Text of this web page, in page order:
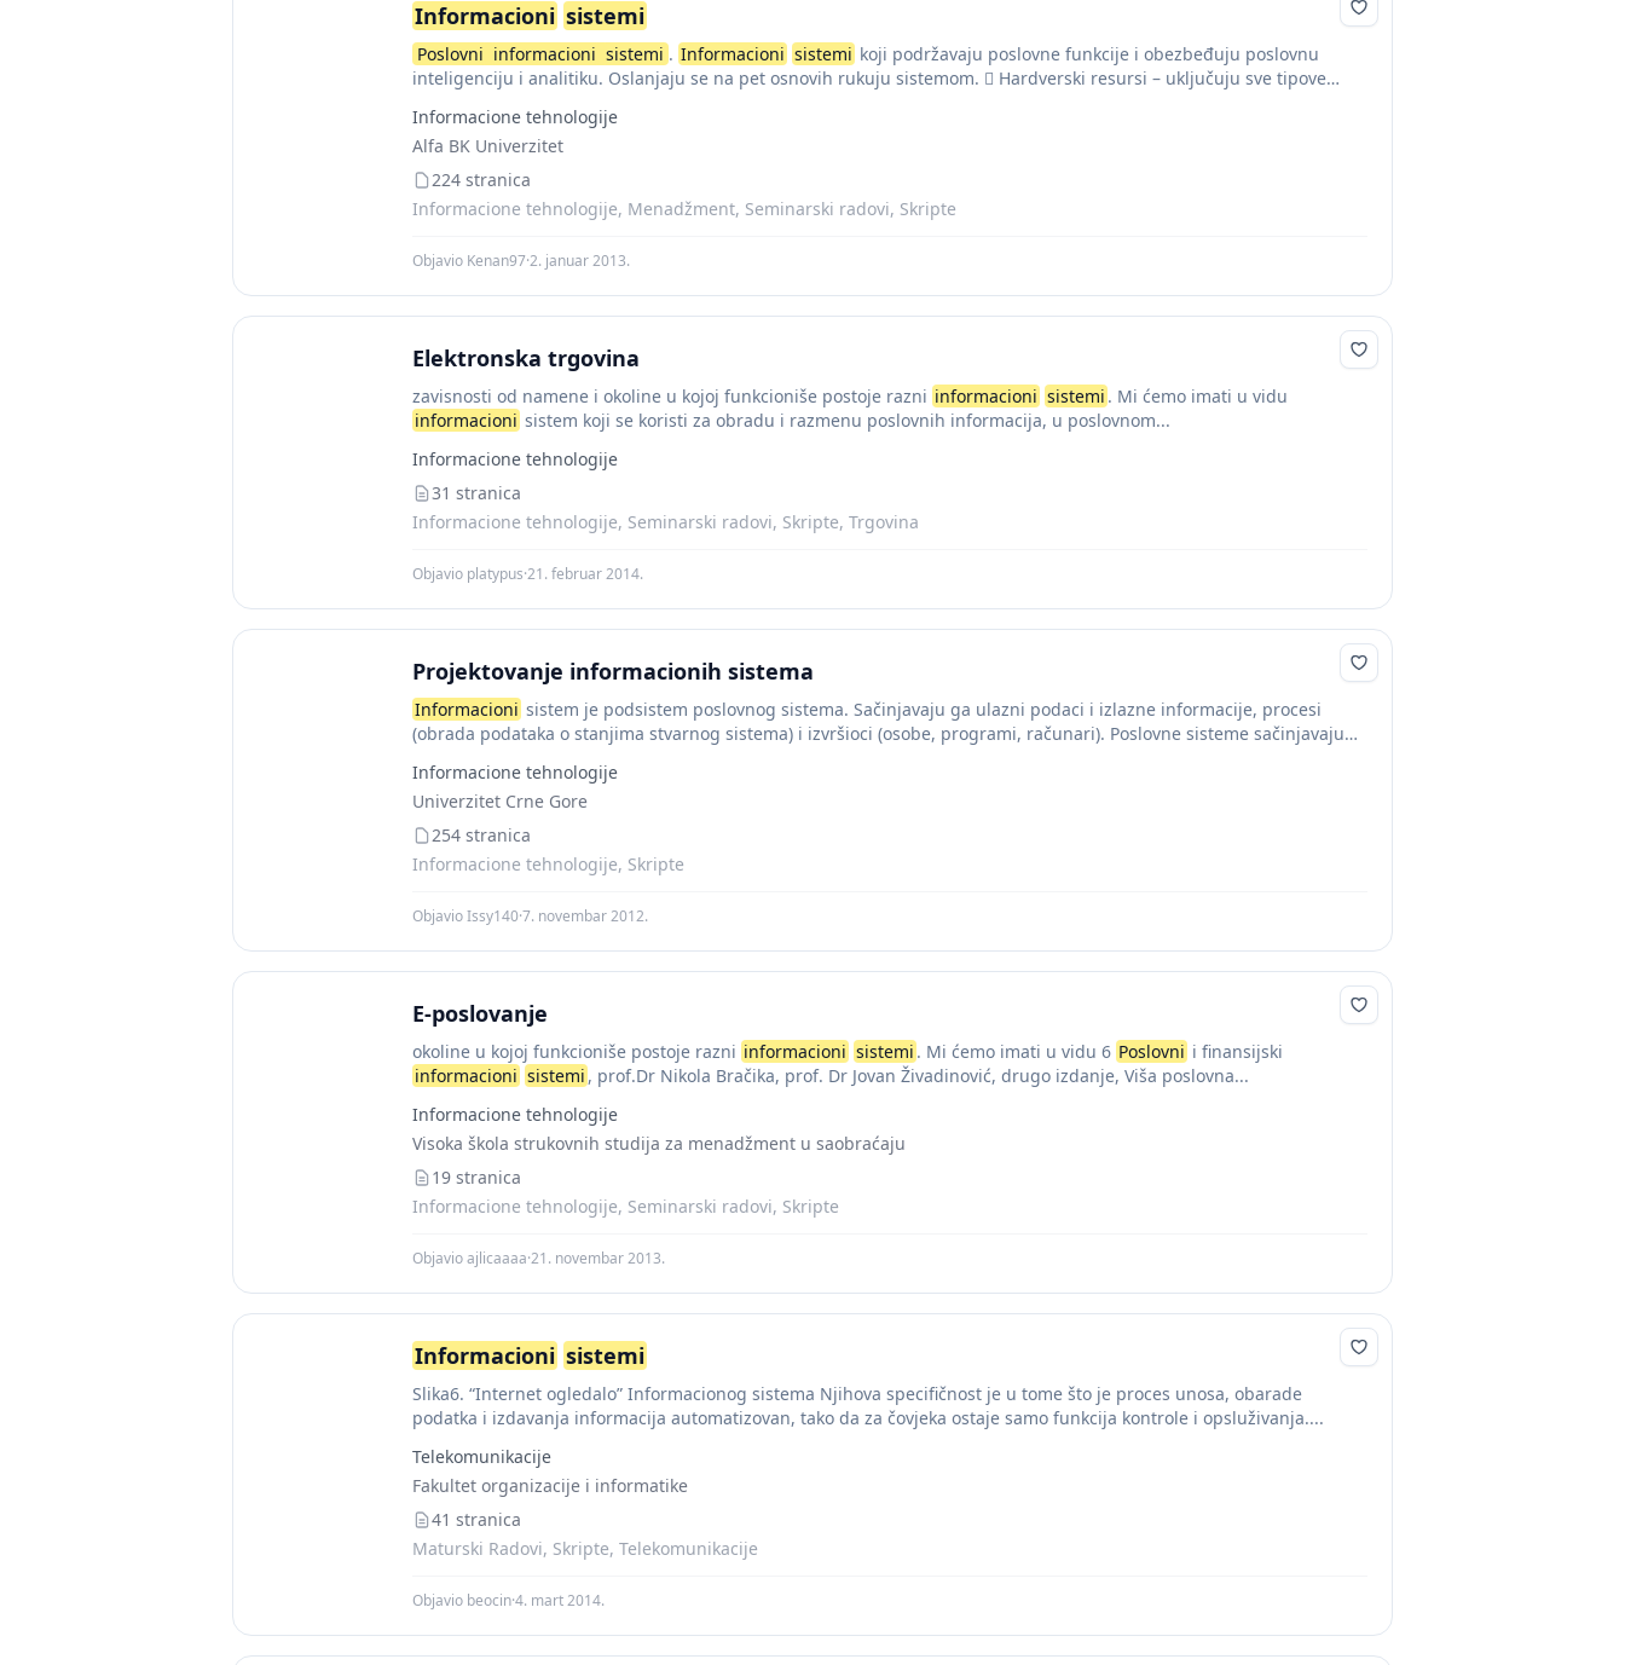
Informacioni sistemi
Poslovni informacioni sistemi . Informacioni sistemi koji podržavaju poslovne funkcije i obezbeđuju poslovnu
inteligenciju i analitiku. Oslanjaju se na pet osnovih rukuju sistemom.  Hardverski resursi – uključuju sve tipove
Informacione tehnologije
Alfa BK Univerzitet
224 stranica
Informacione tehnologije, Menadžment, Seminarski radovi, Skripte
Objavio Kenan97·2. januar 2013.
Elektronska trgovina
zavisnosti od namene i okoline u kojoj funkcioniše postoje razni informacioni sistemi . Mi ćemo imati u vidu
informacioni sistem koji se koristi za obradu i razmenu poslovnih informacija, u poslovnom...
Informacione tehnologije
31 stranica
Informacione tehnologije, Seminarski radovi, Skripte, Trgovina
Objavio platypus·21. februar 2014.
Projektovanje informacionih sistema
Informacioni sistem je podsistem poslovnog sistema. Sačinjavaju ga ulazni podaci i izlazne informacije, procesi
(obrada podataka o stanjima stvarnog sistema) i izvršioci (osobe, programi, računari). Poslovne sisteme sačinjavaju
Informacione tehnologije
Univerzitet Crne Gore
254 stranica
Informacione tehnologije, Skripte
Objavio Issy140·7. novembar 2012.
E-poslovanje
okoline u kojoj funkcioniše postoje razni informacioni sistemi . Mi ćemo imati u vidu 6 Poslovni i finansijski
informacioni sistemi , prof.Dr Nikola Bračika, prof. Dr Jovan Živadinović, drugo izdanje, Viša poslovna...
Informacione tehnologije
Visoka škola strukovnih studija za menadžment u saobraćaju
19 stranica
Informacione tehnologije, Seminarski radovi, Skripte
Objavio ajlicaaaa·21. novembar 2013.
Informacioni sistemi
Slika6. “Internet ogledalo” Informacionog sistema Njihova specifičnost je u tome što je proces unosa, obarade
podatka i izdavanja informacija automatizovan, tako da za čovjeka ostaje samo funkcija kontrole i opsluživanja....
Telekomunikacije
Fakultet organizacije i informatike
41 stranica
Maturski Radovi, Skripte, Telekomunikacije
Objavio beocin·4. mart 2014.